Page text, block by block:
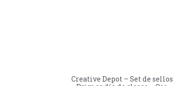
Creative Depot – Set de sellos